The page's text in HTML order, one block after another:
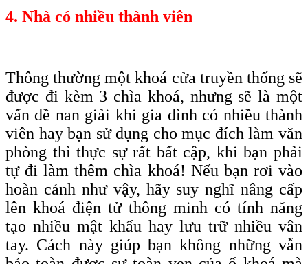
4. Nhà có nhiều thành viên
Thông thường một khoá cửa truyền thống sẽ
được đi kèm 3 chìa khoá, nhưng sẽ là một
vấn đề nan giải khi gia đình có nhiều thành
viên hay bạn sử dụng cho mục đích làm văn
phòng thì thực sự rất bất cập, khi bạn phải
tự đi làm thêm chìa khoá! Nếu bạn rơi vào
hoàn cảnh như vậy, hãy suy nghĩ nâng cấp
lên khoá điện tử thông minh có tính năng
tạo nhiều mật khẩu hay lưu trữ nhiều vân
tay. Cách này giúp bạn không những vẫn